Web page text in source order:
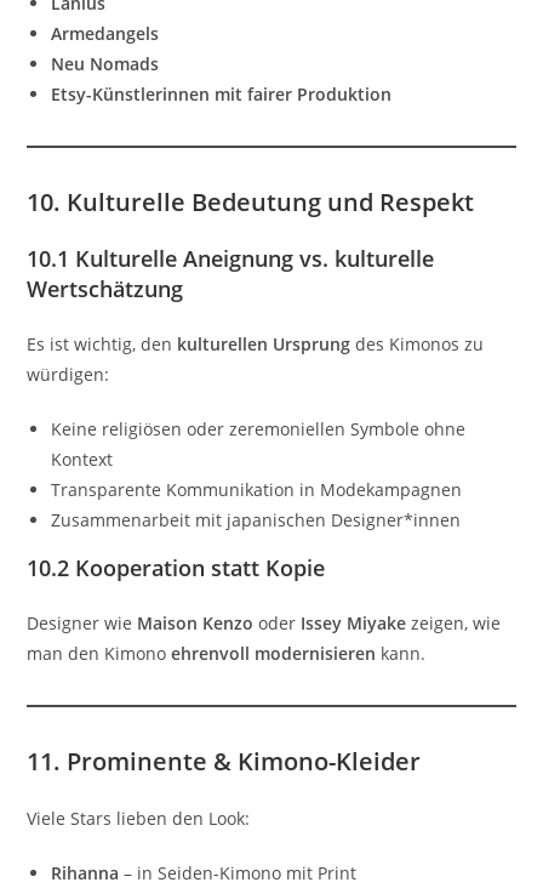
Armedangels
Neu Nomads
Etsy-Künstlerinnen mit fairer Produktion
10. Kulturelle Bedeutung und Respekt
10.1 Kulturelle Aneignung vs. kulturelle
Wertschätzung
Es ist wichtig, den kulturellen Ursprung des Kimonos zu
würdigen:
Keine religiösen oder zeremoniellen Symbole ohne
Kontext
Transparente Kommunikation in Modekampagnen
Zusammenarbeit mit japanischen Designer*innen
10.2 Kooperation statt Kopie
Designer wie Maison Kenzo oder Issey Miyake zeigen, wie
man den Kimonoehrenvoll modernisieren kann.
11. Prominente & Kimono-Kleider
Viele Stars lieben den Look:
Rihanna – in Seiden-Kimono mit Print